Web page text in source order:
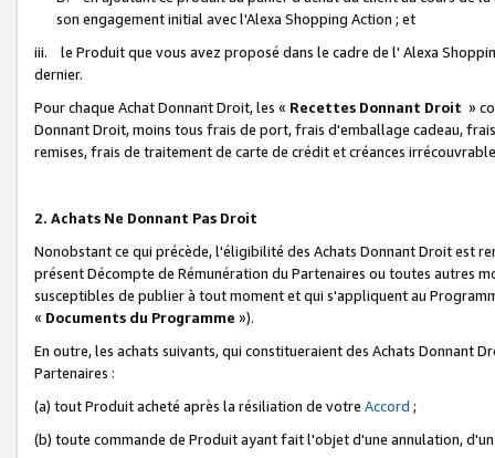
son engagement initial avec l'Alexa Shopping Action ; et
iii. le Produit que vous avez proposé dans le cadre de l' Alexa
dernier.
Pour chaque Achat Donnant Droit, les « Recettes Donnant Droit »
Donnant Droit, moins tous frais de port, frais d'emballage cadeau,
remises, frais de traitement de carte de crédit et créances
2. Achats Ne Donnant Pas Droit
Nonobstant ce qui précède, l'éligibilité des Achats Donnant Droit est
présent Décompte de Rémunération du Partenaires ou toutes autres
susceptibles de publier à tout moment et qui s'appliquent au
« Documents du Programme »).
En outre, les achats suivants, qui constitueraient des Achats Donnant
Partenaires :
(a) tout Produit acheté après la résiliation de votre Accord ;
(b) toute commande de Produit ayant fait l'objet d'une annulation,